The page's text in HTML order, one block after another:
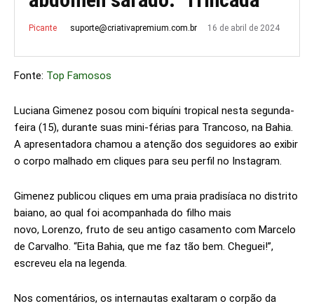
Picante suporte@criativapremium.com.br 16 de abril de 2024
Fonte: Top Famosos
Luciana Gimenez posou com biquíni tropical nesta segunda-
feira (15), durante suas mini-férias para Trancoso, na Bahia.
A apresentadora chamou a atenção dos seguidores ao exibir
o corpo malhado em cliques para seu perfil no Instagram.
Gimenez publicou cliques em uma praia pradisíaca no distrito
baiano, ao qual foi acompanhada do filho mais
novo, Lorenzo, fruto de seu antigo casamento com Marcelo
de Carvalho. “Eita Bahia, que me faz tão bem. Cheguei!”,
escreveu ela na legenda.
Nos comentários, os internautas exaltaram o corpão da